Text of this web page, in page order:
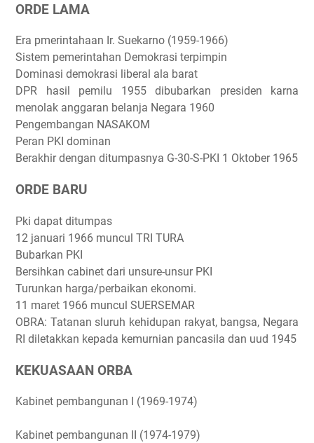
ORDE LAMA
Era pmerintahaan Ir. Suekarno (1959-1966)
Sistem pemerintahan Demokrasi terpimpin
Dominasi demokrasi liberal ala barat
DPR hasil pemilu 1955 dibubarkan presiden karna
menolak anggaran belanja Negara 1960
Pengembangan NASAKOM
Peran PKI dominan
Berakhir dengan ditumpasnya G-30-S-PKI 1 Oktober 1965
ORDE BARU
Pki dapat ditumpas
12 januari 1966 muncul TRI TURA
Bubarkan PKI
Bersihkan cabinet dari unsure-unsur PKI
Turunkan harga/perbaikan ekonomi.
11 maret 1966 muncul SUERSEMAR
OBRA: Tatanan sluruh kehidupan rakyat, bangsa, Negara
RI diletakkan kepada kemurnian pancasila dan uud 1945
KEKUASAAN ORBA
Kabinet pembangunan I (1969-1974)
Kabinet pembangunan II (1974-1979)